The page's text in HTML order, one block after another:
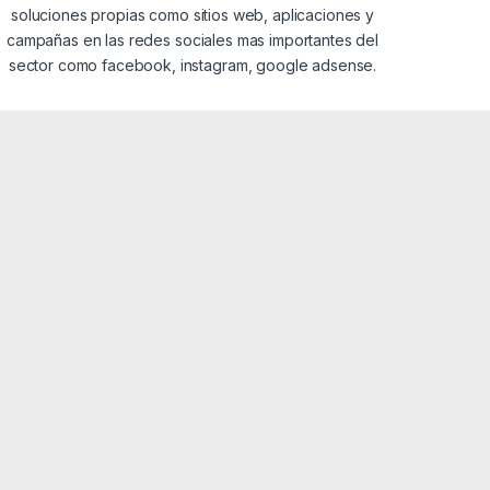
soluciones propias como sitios web, aplicaciones y
campañas en las redes sociales mas importantes del
sector como facebook, instagram, google adsense.